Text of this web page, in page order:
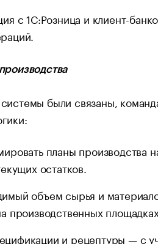
с 1С:Розница и клиент-
были связаны,
планы производства
остатков.
объем сырья и
производственных площадках.
и рецептуры — с